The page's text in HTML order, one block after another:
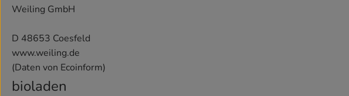
Weiling GmbH
D 48653 Coesfeld
www.weiling.de
(Daten von Ecoinform)
bioladen